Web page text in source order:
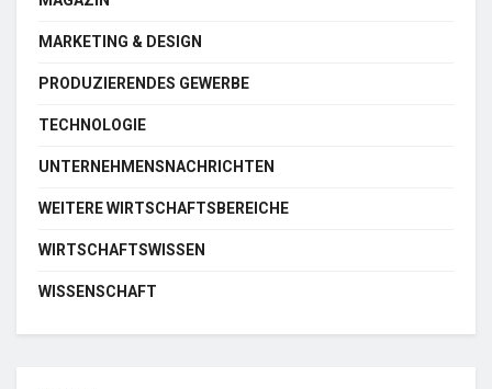
MARKETING & DESIGN
PRODUZIERENDES GEWERBE
TECHNOLOGIE
UNTERNEHMENSNACHRICHTEN
WEITERE WIRTSCHAFTSBEREICHE
WIRTSCHAFTSWISSEN
WISSENSCHAFT